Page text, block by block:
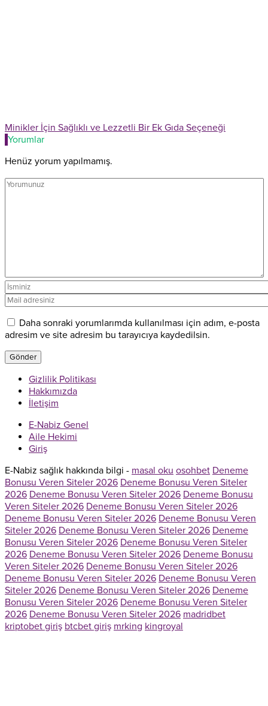
Minikler İçin Sağlıklı ve Lezzetli Bir Ek Gıda Seçeneği
Yorumlar
Henüz yorum yapılmamış.
Daha sonraki yorumlarımda kullanılması için adım, e-posta
adresim ve site adresim bu tarayıcıya kaydedilsin.
Gizlilik Politikası
Hakkımızda
İletişim
E-Nabiz Genel
Aile Hekimi
Giriş
E-Nabiz sağlık hakkında bilgi - masal oku osohbet Deneme
Bonusu Veren Siteler 2026 Deneme Bonusu Veren Siteler
2026 Deneme Bonusu Veren Siteler 2026 Deneme Bonusu
Veren Siteler 2026 Deneme Bonusu Veren Siteler 2026
Deneme Bonusu Veren Siteler 2026 Deneme Bonusu Veren
Siteler 2026 Deneme Bonusu Veren Siteler 2026 Deneme
Bonusu Veren Siteler 2026 Deneme Bonusu Veren Siteler
2026 Deneme Bonusu Veren Siteler 2026 Deneme Bonusu
Veren Siteler 2026 Deneme Bonusu Veren Siteler 2026
Deneme Bonusu Veren Siteler 2026 Deneme Bonusu Veren
Siteler 2026 Deneme Bonusu Veren Siteler 2026 Deneme
Bonusu Veren Siteler 2026 Deneme Bonusu Veren Siteler
2026 Deneme Bonusu Veren Siteler 2026 madridbet
kriptobet giriş btcbet giriş mrking kingroyal